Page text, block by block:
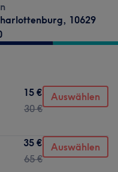
, 10629
15 €
30 €
Auswählen
35 €
65 €
Auswählen